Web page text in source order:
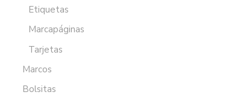
Etiquetas
Marcapáginas
Tarjetas
Marcos
Bolsitas